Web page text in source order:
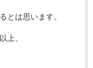
とは思います。
上、